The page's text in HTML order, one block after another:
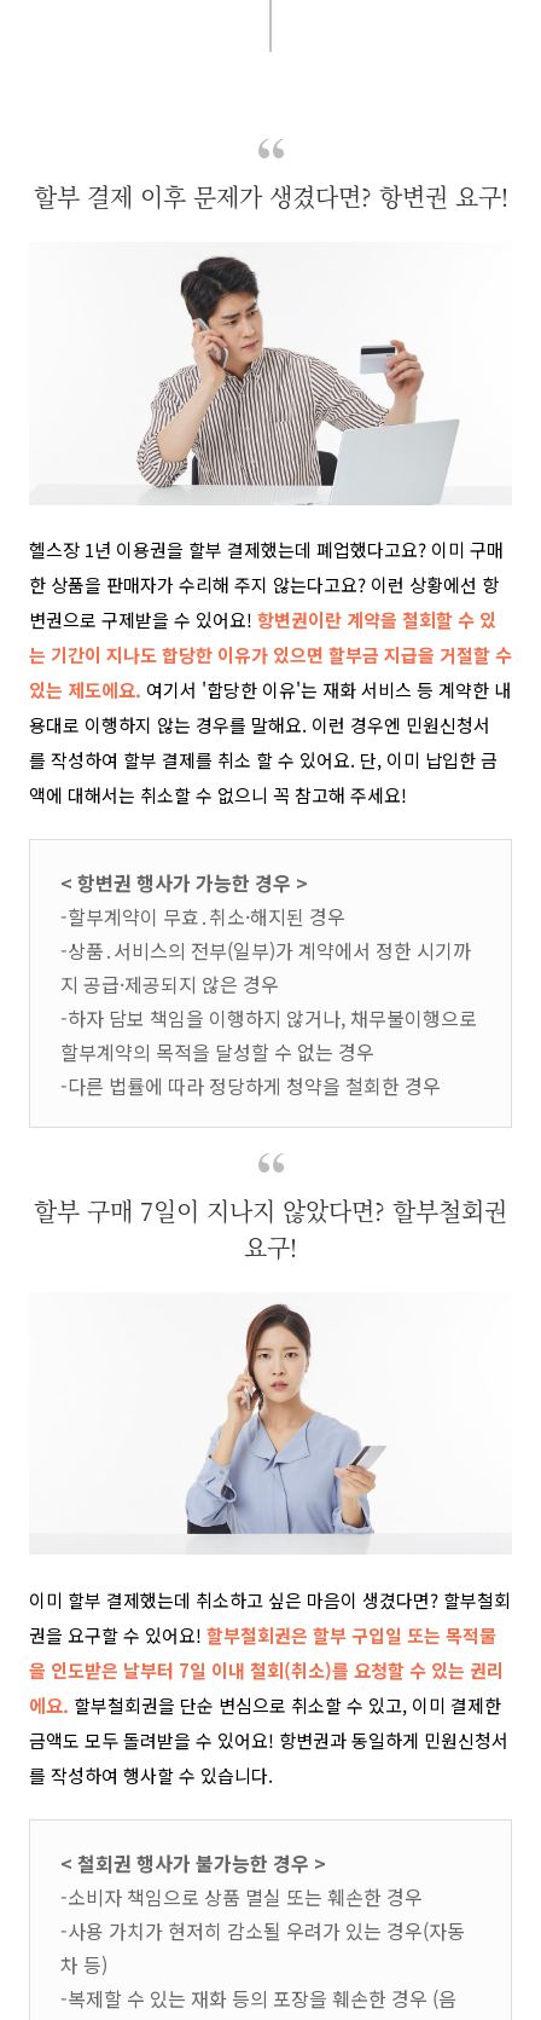
할부 결제 이후 문제가 생겼다면? 항변권 요구!
헬스장 1년 이용권을 할부 결제했는데 폐업했다고요? 이미 구매
한 상품을 판매자가 수리해 주지 않는다고요? 이런 상황에선 항
변권으로 구제받을 수 있어요! 항변권이란 계약을 철회할 수 있
는 기간이 지나도 합당한 이유가 있으면 할부금 지급을 거절할 수
있는 제도에요. 여기서 '합당한 이유'는 재화 서비스 등 계약한 내
용대로 이행하지 않는 경우를 말해요. 이런 경우엔 민원신청서
를 작성하여 할부 결제를 취소 할 수 있어요. 단, 이미 납입한 금
액에 대해서는 취소할 수 없으니 꼭 참고해 주세요!
< 항변권 행사가 가능한 경우 >
-할부계약이 무효․취소·해지된 경우
-상품․서비스의 전부(일부)가 계약에서 정한 시기까
지 공급·제공되지 않은 경우
-하자 담보 책임을 이행하지 않거나, 채무불이행으로
할부계약의 목적을 달성할 수 없는 경우
-다른 법률에 따라 정당하게 청약을 철회한 경우
할부 구매 7일이 지나지 않았다면? 할부철회권
요구!
이미 할부 결제했는데 취소하고 싶은 마음이 생겼다면? 할부철회
권을 요구할 수 있어요! 할부철회권은 할부 구입일 또는 목적물
을 인도받은 날부터 7일 이내 철회(취소)를 요청할 수 있는 권리
에요. 할부철회권을 단순 변심으로 취소할 수 있고, 이미 결제한
금액도 모두 돌려받을 수 있어요! 항변권과 동일하게 민원신청서
를 작성하여 행사할 수 있습니다.
< 철회권 행사가 불가능한 경우 >
-소비자 책임으로 상품 멸실 또는 훼손한 경우
-사용 가치가 현저히 감소될 우려가 있는 경우(자동
차 등)
-복제할 수 있는 재화 등의 포장을 훼손한 경우 (음